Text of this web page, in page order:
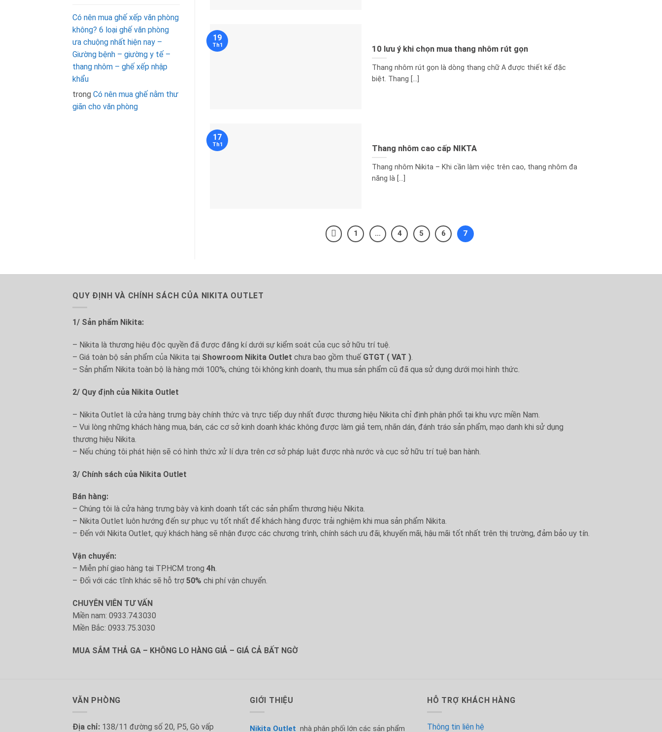
Có nên mua ghế xếp văn phòng
không? 6 loại ghế văn phòng
ưa chuộng nhất hiện nay –
Giường bệnh – giường y tế –
thang nhôm – ghế xếp nhập
khẩu
trong Có nên mua ghế nằm thư
giãn cho văn phòng
10 lưu ý khi chọn mua thang nhôm rút gọn
Thang nhôm rút gọn là dòng thang chữ A được thiết kế đặc
biệt. Thang [...]
19
Th1
Thang nhôm cao cấp NIKTA
Thang nhôm Nikita – Khi cần làm việc trên cao, thang nhôm đa
năng là [...]
17
Th1
1 … 4 5 6 7
QUY ĐỊNH VÀ CHÍNH SÁCH CỦA NIKITA OUTLET
1/ Sản phẩm Nikita:
– Nikita là thương hiệu độc quyền đã được đăng kí dưới sự kiểm soát của cục sở hữu trí tuệ.
– Giá toàn bộ sản phẩm của Nikita tại Showroom Nikita Outlet chưa bao gồm thuế GTGT ( VAT ).
– Sản phẩm Nikita toàn bộ là hàng mới 100%, chúng tôi không kinh doanh, thu mua sản phẩm cũ đã qua sử dụng dưới mọi hình thức.
2/ Quy định của Nikita Outlet
– Nikita Outlet là cửa hàng trưng bày chính thức và trực tiếp duy nhất được thương hiệu Nikita chỉ định phân phối tại khu vực miền Nam.
– Vui lòng những khách hàng mua, bán, các cơ sở kinh doanh khác không được làm giả tem, nhãn dán, đánh tráo sản phẩm, mạo danh khi sử dụng
thương hiệu Nikita.
– Nếu chúng tôi phát hiện sẽ có hình thức xử lí dựa trên cơ sở pháp luật được nhà nước và cục sở hữu trí tuệ ban hành.
3/ Chính sách của Nikita Outlet
Bán hàng:
– Chúng tôi là cửa hàng trưng bày và kinh doanh tất các sản phẩm thương hiệu Nikita.
– Nikita Outlet luôn hướng đến sự phục vụ tốt nhất để khách hàng được trải nghiệm khi mua sản phẩm Nikita.
– Đến với Nikita Outlet, quý khách hàng sẽ nhận được các chương trình, chính sách ưu đãi, khuyến mãi, hậu mãi tốt nhất trên thị trường, đảm bảo uy tín.
Vận chuyển:
– Miễn phí giao hàng tại TP.HCM trong 4h.
– Đối với các tĩnh khác sẽ hỗ trợ 50% chi phí vận chuyển.
CHUYÊN VIÊN TƯ VẤN
Miền nam: 0933.74.3030
Miền Bắc: 0933.75.3030
MUA SẮM THẢ GA – KHÔNG LO HÀNG GIẢ – GIÁ CẢ BẤT NGỜ
VĂN PHÒNG
Địa chỉ: 138/11 đường số 20, P5, Gò vấp
GIỚI THIỆU
Nikita Outlet nhà phân phối lớn các sản phẩm
HỖ TRỢ KHÁCH HÀNG
Thông tin liên hệ